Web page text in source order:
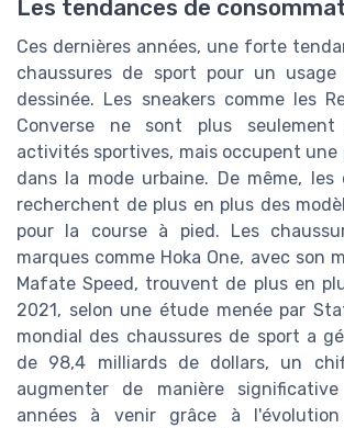
Les tendances de
Ces dernières années, une forte
chaussures de sport pour un
dessinée. Les sneakers comme les
Converse ne sont plus seulement
activités sportives, mais occupent une
dans la mode urbaine. De même, les
recherchent de plus en plus des
pour la course à pied. Les
marques comme Hoka One, avec son
Mafate Speed, trouvent de plus en
2021, selon une étude menée par
mondial des chaussures de sport a
de 98,4 milliards de dollars, un
augmenter de manière
années à venir grâce à